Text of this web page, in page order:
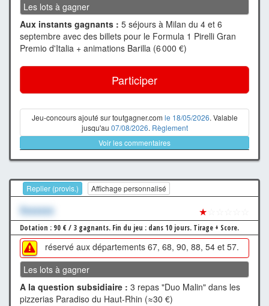
Les lots à gagner
Aux instants gagnants : 5 séjours à Milan du 4 et 6
septembre avec des billets pour le Formula 1 Pirelli Gran
Premio d'Italia + animations Barilla (6 000 €)
Participer
Jeu-concours ajouté sur toutgagner.com le 18/05/2026. Valable
jusqu'au 07/08/2026. Règlement
Voir les commentaires
Replier (provis.) Affichage personnalisé
Xxxxxxx ★
Dotation : 90 € / 3 gagnants. Fin du jeu : dans 10 jours. Tirage + Score.
réservé aux départements 67, 68, 90, 88, 54 et 57.
Les lots à gagner
A la question subsidiaire : 3 repas "Duo Malin" dans les
pizzerias Paradiso du Haut-Rhin (≈30 €)